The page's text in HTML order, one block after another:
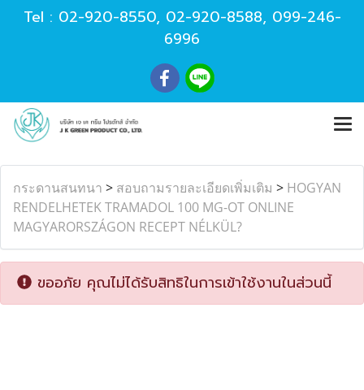
Tel : 02-920-8550, 02-920-8588, 099-246-
6996
กระดานสนทนา > สอบถามรายละเอียดเพิ่มเติม > HOGYAN
RENDELHETEK TRAMADOL 100 MG-OT ONLINE
MAGYARORSZÁGON RECEPT NÉLKÜL?
ขออภัย คุณไม่ได้รับสิทธิในการเข้าใช้งานในส่วนนี้